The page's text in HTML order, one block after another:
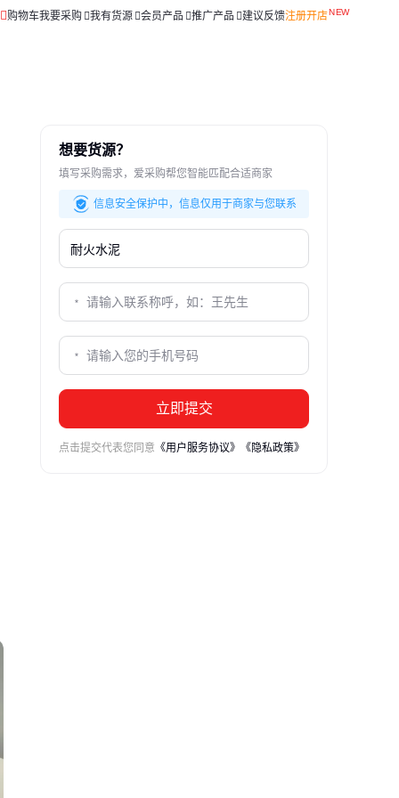
购物车我要采购 我有货源 会员产品 推广产品 建议反馈注册开店
想要货源？
填写采购需求，爱采购帮您智能匹配合适商家
信息安全保护中，信息仅用于商家与您联系
立即提交
点击提交代表您同意 《用户服务协议》 《隐私政策》